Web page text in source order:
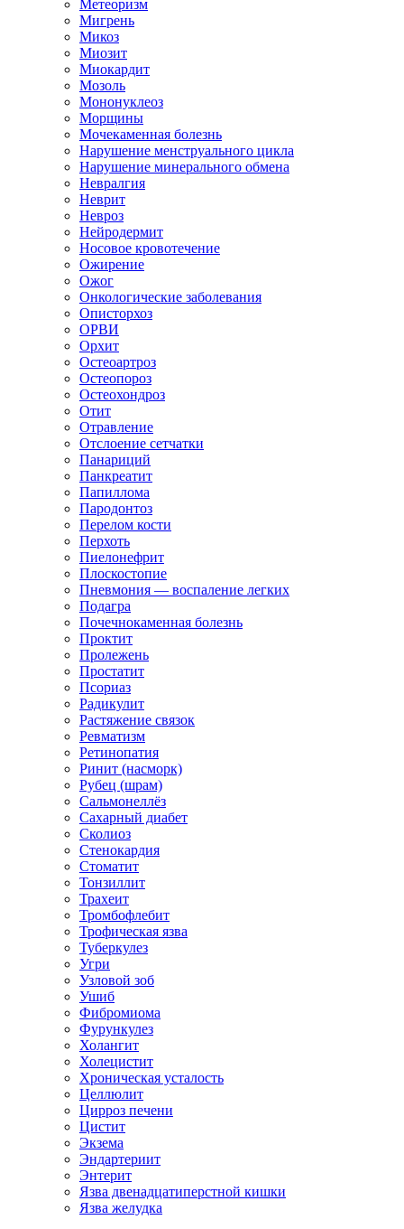
Метеоризм
Мигрень
Микоз
Миозит
Миокардит
Мозоль
Мононуклеоз
Морщины
Мочекаменная болезнь
Нарушение менструального цикла
Нарушение минерального обмена
Невралгия
Неврит
Невроз
Нейродермит
Носовое кровотечение
Ожирение
Ожог
Онкологические заболевания
Описторхоз
ОРВИ
Орхит
Остеоартроз
Остеопороз
Остеохондроз
Отит
Отравление
Отслоение сетчатки
Панариций
Панкреатит
Папиллома
Пародонтоз
Перелом кости
Перхоть
Пиелонефрит
Плоскостопие
Пневмония — воспаление легких
Подагра
Почечнокаменная болезнь
Проктит
Пролежень
Простатит
Псориаз
Радикулит
Растяжение связок
Ревматизм
Ретинопатия
Ринит (насморк)
Рубец (шрам)
Сальмонеллёз
Сахарный диабет
Сколиоз
Стенокардия
Стоматит
Тонзиллит
Трахеит
Тромбофлебит
Трофическая язва
Туберкулез
Угри
Узловой зоб
Ушиб
Фибромиома
Фурункулез
Холангит
Холецистит
Хроническая усталость
Целлюлит
Цирроз печени
Цистит
Экзема
Эндартериит
Энтерит
Язва двенадцатиперстной кишки
Язва желудка